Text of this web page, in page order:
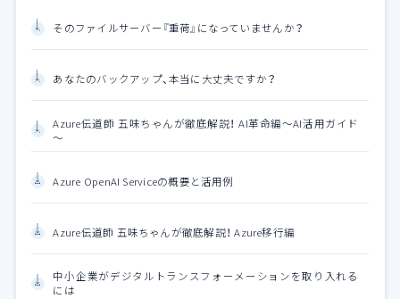
そのファイルサーバー『重荷』になっていませんか？
あなたのバックアップ、本当に大丈夫ですか？
Azure伝道師 五味ちゃんが徹底解説！ AI革命編～AI活用ガイド
～
Azure OpenAI Serviceの概要と活用例
Azure伝道師 五味ちゃんが徹底解説！ Azure移行編
中小企業がデジタルトランスフォーメーションを取り入れる
には